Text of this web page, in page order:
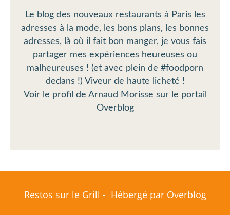
Le blog des nouveaux restaurants à Paris les
adresses à la mode, les bons plans, les bonnes
adresses, là où il fait bon manger, je vous fais
partager mes expériences heureuses ou
malheureuses ! (et avec plein de #foodporn
dedans !) Viveur de haute licheté !
Voir le profil de Arnaud Morisse sur le portail
Overblog
Restos sur le Grill - Hébergé par Overblog